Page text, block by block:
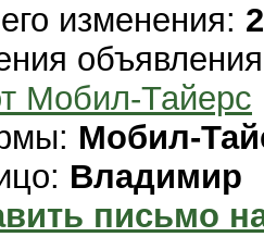
изменения:
Мобил-Тайерс
Мобил-
Владимир
письмо